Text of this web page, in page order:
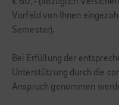
Vorfeld von Ihnen
Semester).
Bei Erfüllung der
Unterstützung durch die
Anspruch genommen